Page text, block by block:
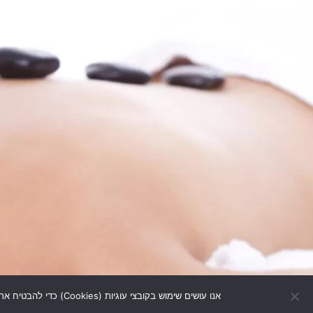
אנו עושים שימוש בקובצי עוגיות (Cookies) כדי להבטיח את חוויית הגלישה הטובה ביותר עבורך באתר. המשך השימוש באתר מהווה אישור לכך שאתה מסכים לשימוש זה.